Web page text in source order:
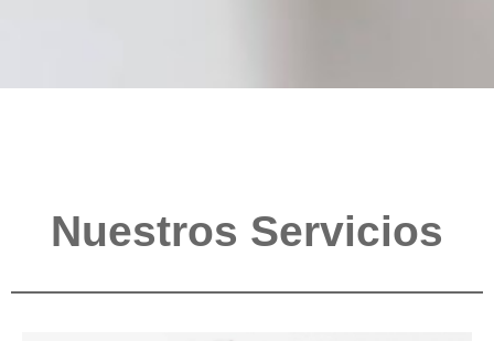
Nuestros Servicios